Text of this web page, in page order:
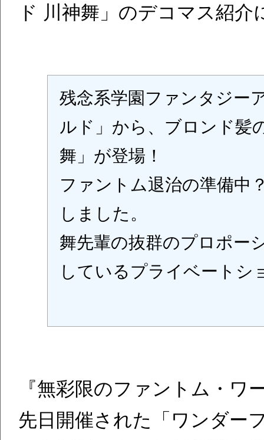
ド 川神舞」のデコマス紹介
残念系学園ファンタジー
ルド」から、ブロンド髪
舞」が登場！
ファントム退治の準備中
しました。
舞先輩の抜群のプロポー
しているプライベートシ
『無彩限のファントム・ワ
先日開催された「ワンダー